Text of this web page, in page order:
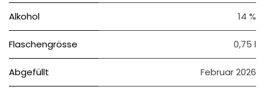
Alkohol 14 %
Flaschengrösse 0,75 l
Abgefüllt Februar 2026